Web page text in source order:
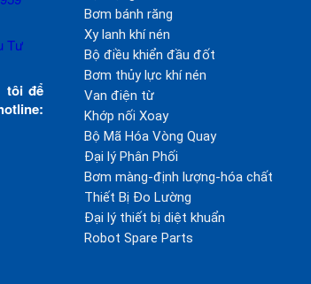
Tư
tôi để
Bơm bánh răng
Xy lanh khí nén
Bộ điều khiển đầu đốt
Bơm thủy lực khí nén
Van điện từ
Khớp nối Xoay
Bộ Mã Hóa Vòng Quay
Đại lý Phân Phối
Bơm màng-định lượng-hóa chất
Thiết Bị Đo Lường
Đại lý thiết bị diệt khuẩn
Robot Spare Parts